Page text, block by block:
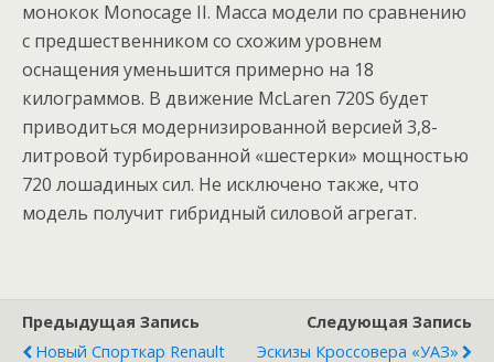
монокок Monocage II. Масса модели по сравнению
с предшественником со схожим уровнем
оснащения уменьшится примерно на 18
килограммов. В движение McLaren 720S будет
приводиться модернизированной версией 3,8-
литровой турбированной «шестерки» мощностью
720 лошадиных сил. Не исключено также, что
модель получит гибридный силовой агрегат.
Предыдущая Запись
Новый Спорткар Renault
Следующая Запись
Эскизы Кроссовера «УАЗ»